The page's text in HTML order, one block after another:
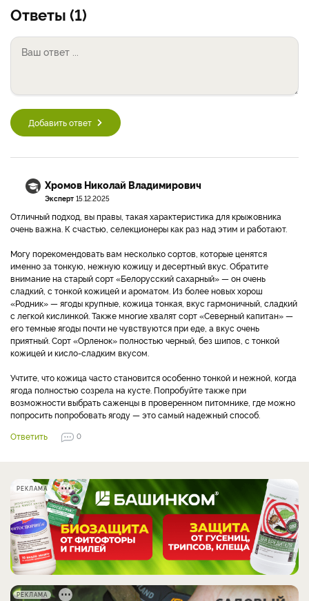
Ответы (1)
Добавить ответ
Хромов Николай Владимирович
Эксперт 15.12.2025
Отличный подход, вы правы, такая характеристика для крыжовника
очень важна. К счастью, селекционеры как раз над этим и работают.
Могу порекомендовать вам несколько сортов, которые ценятся
именно за тонкую, нежную кожицу и десертный вкус. Обратите
внимание на старый сорт «Белорусский сахарный» — он очень
сладкий, с тонкой кожицей и ароматом. Из более новых хорош
«Родник» — ягоды крупные, кожица тонкая, вкус гармоничный, сладкий
с легкой кислинкой. Также многие хвалят сорт «Северный капитан» —
его темные ягоды почти не чувствуются при еде, а вкус очень
приятный. Сорт «Орленок» полностью черный, без шипов, с тонкой
кожицей и кисло-сладким вкусом.
Учтите, что кожица часто становится особенно тонкой и нежной, когда
ягода полностью созрела на кусте. Попробуйте также при
возможности выбрать саженцы в проверенном питомнике, где можно
попросить попробовать ягоду — это самый надежный способ.
Ответить
0
РЕКЛАМА
РЕКЛАМА